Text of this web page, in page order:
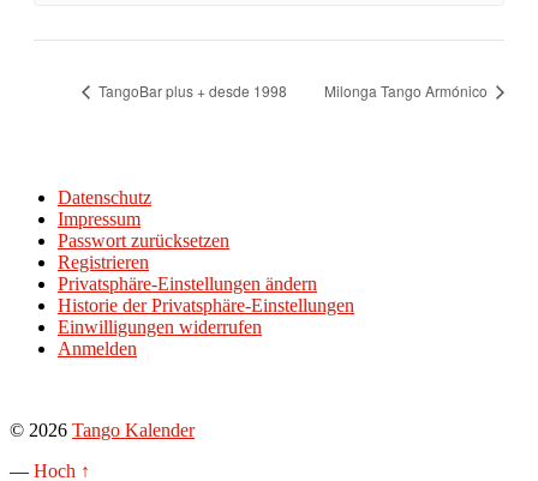
TangoBar plus + desde 1998 Milonga Tango Armónico
Datenschutz
Impressum
Passwort zurücksetzen
Registrieren
Privatsphäre-Einstellungen ändern
Historie der Privatsphäre-Einstellungen
Einwilligungen widerrufen
Anmelden
© 2026 Tango Kalender
— Hoch ↑